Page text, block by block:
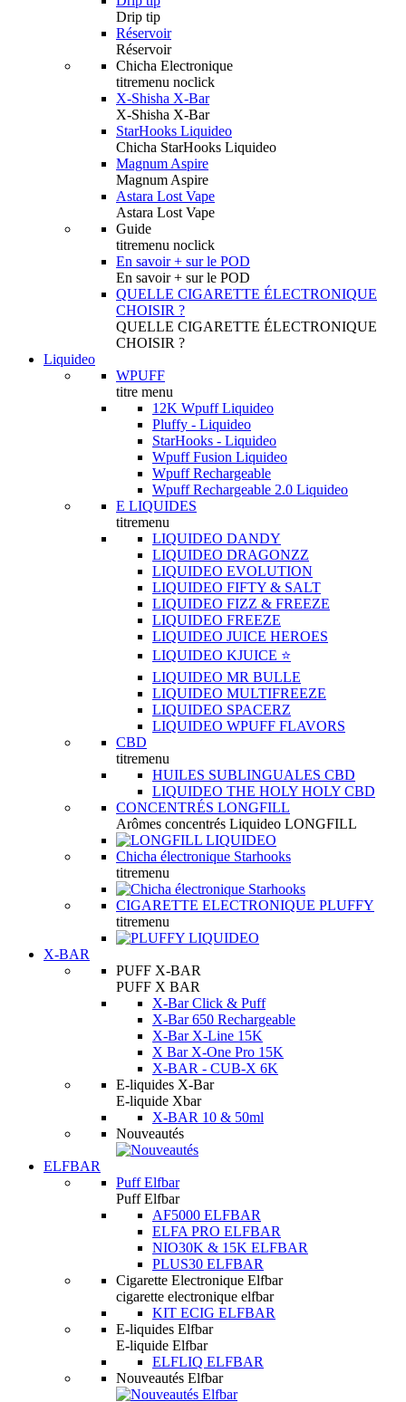
Drip tip
Réservoir
Réservoir
Chicha Electronique
titremenu noclick
X-Shisha X-Bar
X-Shisha X-Bar
StarHooks Liquideo
Chicha StarHooks Liquideo
Magnum Aspire
Magnum Aspire
Astara Lost Vape
Astara Lost Vape
Guide
titremenu noclick
En savoir + sur le POD
En savoir + sur le POD
QUELLE CIGARETTE ÉLECTRONIQUE
CHOISIR ?
QUELLE CIGARETTE ÉLECTRONIQUE
CHOISIR ?
Liquideo
WPUFF
titre menu
12K Wpuff Liquideo
Pluffy - Liquideo
StarHooks - Liquideo
Wpuff Fusion Liquideo
Wpuff Rechargeable
Wpuff Rechargeable 2.0 Liquideo
E LIQUIDES
titremenu
LIQUIDEO DANDY
LIQUIDEO DRAGONZZ
LIQUIDEO EVOLUTION
LIQUIDEO FIFTY & SALT
LIQUIDEO FIZZ & FREEZE
LIQUIDEO FREEZE
LIQUIDEO JUICE HEROES
LIQUIDEO KJUICE ⭐️
LIQUIDEO MR BULLE
LIQUIDEO MULTIFREEZE
LIQUIDEO SPACERZ
LIQUIDEO WPUFF FLAVORS
CBD
titremenu
HUILES SUBLINGUALES CBD
LIQUIDEO THE HOLY HOLY CBD
CONCENTRÉS LONGFILL
Arômes concentrés Liquideo LONGFILL
Chicha électronique Starhooks
titremenu
CIGARETTE ELECTRONIQUE PLUFFY
titremenu
X-BAR
PUFF X-BAR
PUFF X BAR
X-Bar Click & Puff
X-Bar 650 Rechargeable
X-Bar X-Line 15K
X Bar X-One Pro 15K
X-BAR - CUB-X 6K
E-liquides X-Bar
E-liquide Xbar
X-BAR 10 & 50ml
Nouveautés
ELFBAR
Puff Elfbar
Puff Elfbar
AF5000 ELFBAR
ELFA PRO ELFBAR
NIO30K & 15K ELFBAR
PLUS30 ELFBAR
Cigarette Electronique Elfbar
cigarette electronique elfbar
KIT ECIG ELFBAR
E-liquides Elfbar
E-liquide Elfbar
ELFLIQ ELFBAR
Nouveautés Elfbar